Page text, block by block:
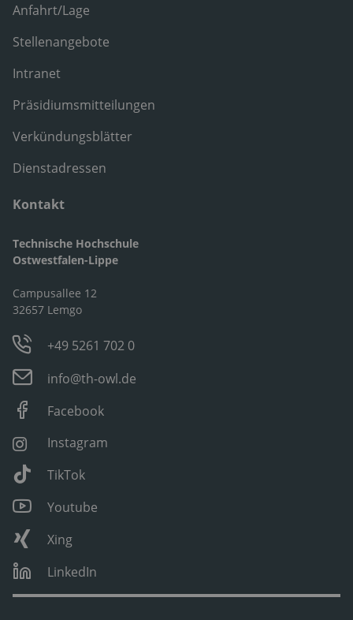
Anfahrt/Lage
Stellenangebote
Intranet
Präsidiumsmitteilungen
Verkündungsblätter
Dienstadressen
Kontakt
Technische Hochschule
Ostwestfalen-Lippe
Campusallee 12
32657 Lemgo
+49 5261 702 0
info@th-owl.de
Facebook
Instagram
TikTok
Youtube
Xing
LinkedIn